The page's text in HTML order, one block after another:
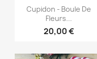
Aperçu rapide
Cupidon - Boule De
Fleurs...
20,00 €